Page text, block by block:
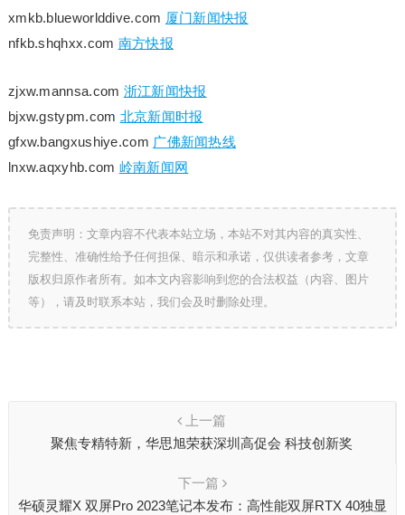
xmkb.blueworlddive.com 厦门新闻快报
nfkb.shqhxx.com 南方快报
zjxw.mannsa.com 浙江新闻快报
bjxw.gstypm.com 北京新闻时报
gfxw.bangxushiye.com 广佛新闻热线
lnxw.aqxyhb.com 岭南新闻网
免责声明：文章内容不代表本站立场，本站不对其内容的真实性、
完整性、准确性给予任何担保、暗示和承诺，仅供读者参考，文章
版权归原作者所有。如本文内容影响到您的合法权益（内容、图片
等），请及时联系本站，我们会及时删除处理。
上一篇
聚焦专精特新，华思旭荣获深圳高促会 科技创新奖
下一篇
华硕灵耀X 双屏Pro 2023笔记本发布：高性能双屏RTX 40独显